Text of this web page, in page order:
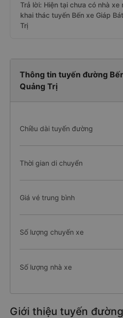
Trả lời: Hiện tại chưa có nhà xe
khai thác tuyến Bến xe Giáp
Trị
Thông tin tuyến đường
Quảng Trị
Chiều dài tuyến đường
Thời gian di chuyển
Giá vé trung bình
Số lượng chuyến xe
Số lượng nhà xe
Giới thiệu tuyến